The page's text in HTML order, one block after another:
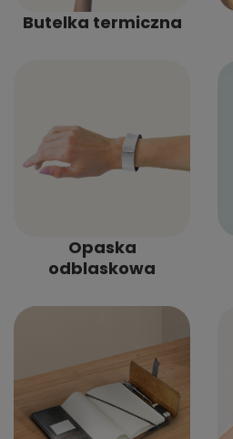
Butelka termiczna
Opaska
odblaskowa